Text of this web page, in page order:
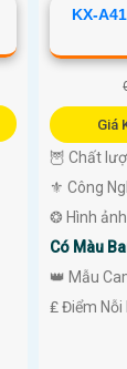
KX-
Giá
🦉 Chất
⚜️ Công
❂ Hình
Có Màu
👑 Mẫu
️₤ Điểm